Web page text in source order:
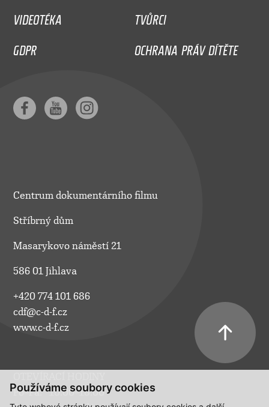
Používáme soubory cookies
VIDEOTÉKA
TVŮRCI
GDPR
OCHRANA PRÁV DÍTĚTE
Centrum dokumentárního filmu
Stříbrný dům
Masarykovo náměstí 21
586 01 Jihlava
+420 774 101 686
cdf@c-d-f.cz
www.c-d-f.cz
Po–Pá:
10.00–18.00